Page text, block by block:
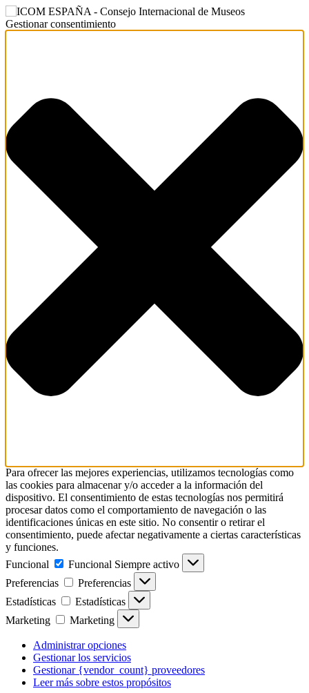
Gestionar consentimiento
Para ofrecer las mejores experiencias, utilizamos tecnologías como
las cookies para almacenar y/o acceder a la información del
dispositivo. El consentimiento de estas tecnologías nos permitirá
procesar datos como el comportamiento de navegación o las
identificaciones únicas en este sitio. No consentir o retirar el
consentimiento, puede afectar negativamente a ciertas características
y funciones.
Funcional
Funcional Siempre activo
Preferencias
Preferencias
Estadísticas
Estadísticas
Marketing
Marketing
Administrar opciones
Gestionar los servicios
Gestionar {vendor_count} proveedores
Leer más sobre estos propósitos